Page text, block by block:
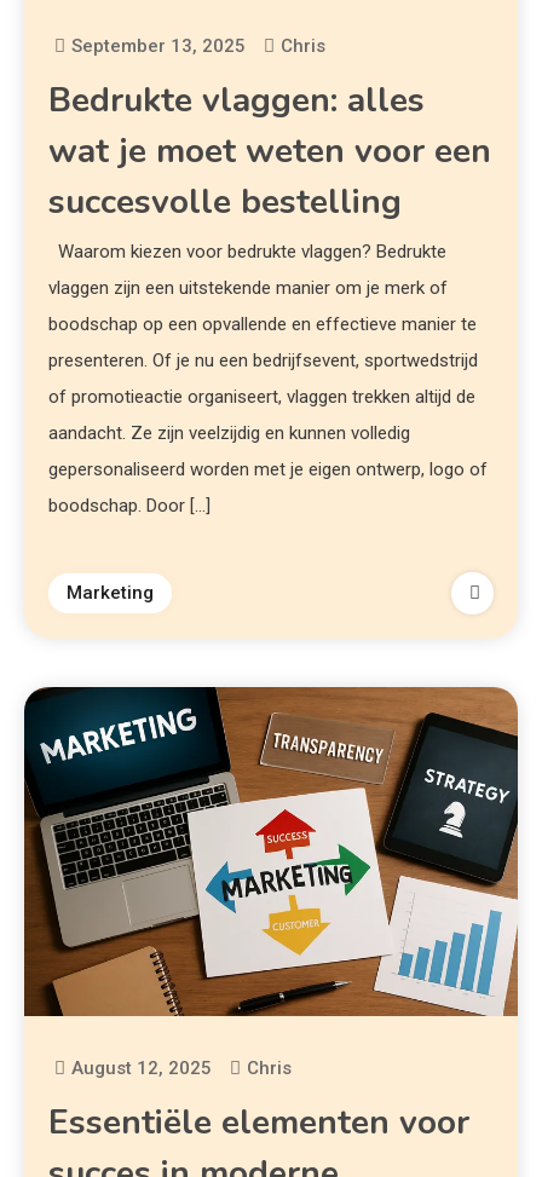
September 13, 2025 Chris
Bedrukte vlaggen: alles
wat je moet weten voor een
succesvolle bestelling
Waarom kiezen voor bedrukte vlaggen? Bedrukte
vlaggen zijn een uitstekende manier om je merk of
boodschap op een opvallende en effectieve manier te
presenteren. Of je nu een bedrijfsevent, sportwedstrijd
of promotieactie organiseert, vlaggen trekken altijd de
aandacht. Ze zijn veelzijdig en kunnen volledig
gepersonaliseerd worden met je eigen ontwerp, logo of
boodschap. Door […]
Marketing
August 12, 2025 Chris
Essentiële elementen voor